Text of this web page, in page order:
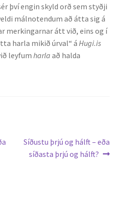
því engin skyld orð sem styðji
málnotendum að átta sig á
merkingarnar átt við, eins og í
harla mikið úrval“ á Hugi.is
leyfum harla að halda
Next
post:
Síðustu þrjú og hálft – eða
síðasta þrjú og hálft?